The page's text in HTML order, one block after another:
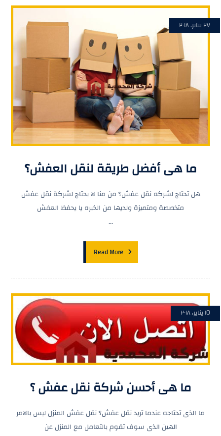
ما هى أفضل طريقة لنقل العفش؟
٢٧ يناير، ٢٠١٨
هل تحتاج لشركه نقل عفش؟ من منا لا يحتاج لشركة نقل عفش
متخصصة ومتميزة ولديها من الخبره يا يحفظ العفش
...
Read More
ما هى أحسن شركة نقل عفش ؟
١٥ يناير، ٢٠١٨
ما الذى تحتاجه عندما تريد نقل عفش؟ نقل عفش المنزل ليس بالامر
الهين الذى سوف تقوم بالتعامل مع المنزل عن